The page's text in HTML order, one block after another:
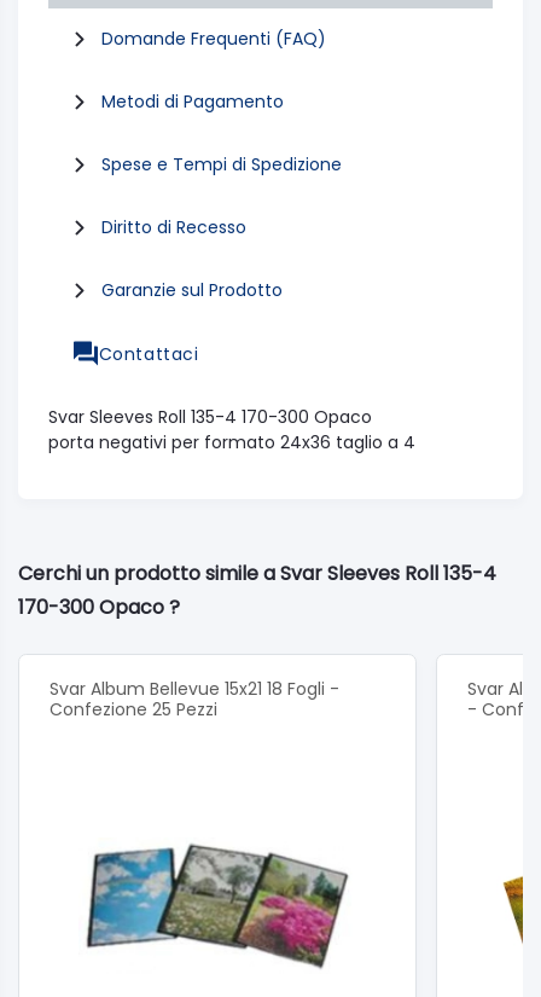
Domande Frequenti (FAQ)
Metodi di Pagamento
Spese e Tempi di Spedizione
Diritto di Recesso
Garanzie sul Prodotto
Contattaci
Svar Sleeves Roll 135-4 170-300 Opaco
porta negativi per formato 24x36 taglio a 4
Cerchi un prodotto simile a Svar Sleeves Roll 135-4
170-300 Opaco ?
Svar Album Bellevue 15x21 18 Fogli -
Confezione 25 Pezzi
Svar
-